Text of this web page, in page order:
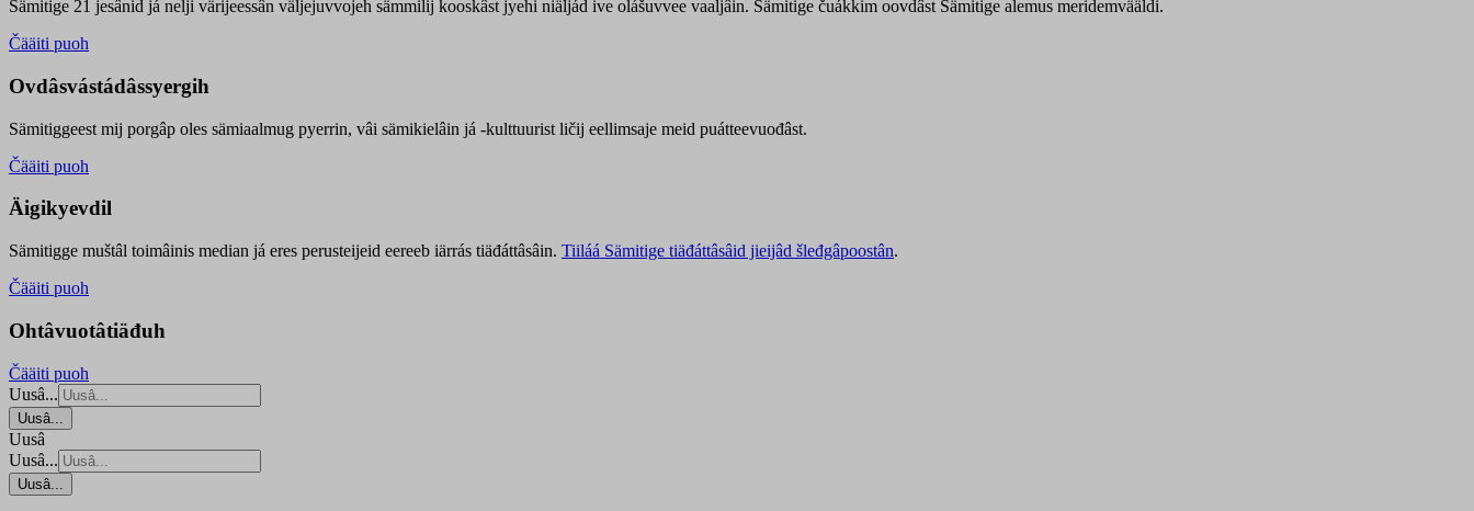
Sämitige 21 jesânid já nelji värijeessân väljejuvvojeh sämmilij kooskâst jyehi niäljád ive olášuvvee vaaljâin. Sämitige čuákkim oovdâst Sämitige alemus meridemvääldi.
Čääiti puoh
Ovdâsvástádâssyergih
Sämitiggeest mij porgâp oles sämiaalmug pyerrin, vâi sämikielâin já -kulttuurist ličij eellimsaje meid puátteevuođâst.
Čääiti puoh
Äigikyevdil
Sämitigge muštâl toimâinis median já eres perusteijeid eereeb iärrás tiäđáttâsâin. Tiiláá Sämitige tiäđáttâsâid jieijâd šleđgâpoostân.
Čääiti puoh
Ohtâvuotâtiäđuh
Čääiti puoh
Uusâ...
Uusâ...
Uusâ
Uusâ...
Uusâ...